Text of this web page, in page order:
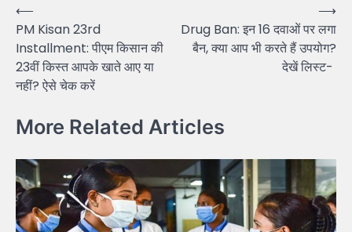
Post
navigation
⟵
PM Kisan 23rd
Installment: पीएम किसान की
23वीं किस्त आपके खाते आए या
नहीं? ऐसे चेक करें
Drug Ban: इन 16 दवाओं पर लगा
बैन, क्या आप भी करते हैं उपयोग?
देखें लिस्ट-
⟶
More Related Articles